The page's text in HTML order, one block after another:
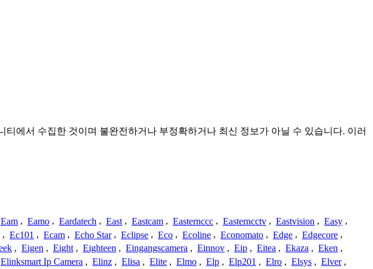
에서 수집한 것이며 불완전하거나 부정확하거나 최신 정보가 아닐 수 있습니다. 이러
Eam , Eamo , Eardatech , East , Eastcam , Easternccc , Easterncctv , Eastvision , Easy ,
, Ec101 , Ecam , Echo Star , Eclipse , Eco , Ecoline , Economato , Edge , Edgecore ,
, Eigen , Eight , Eighteen , Eingangscamera , Einnov , Eip , Eitea , Ekaza , Eken ,
Elinksmart Ip Camera , Elinz , Elisa , Elite , Elmo , Elp , Elp201 , Elro , Elsys , Elver ,